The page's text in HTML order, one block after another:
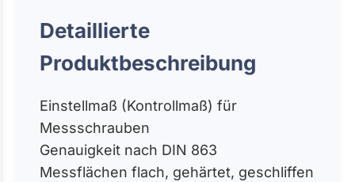
Detaillierte
Produktbeschreibung
Einstellmaß (Kontrollmaß) für
Messschrauben
Genauigkeit nach DIN 863
Messflächen flach, gehärtet, geschliffen